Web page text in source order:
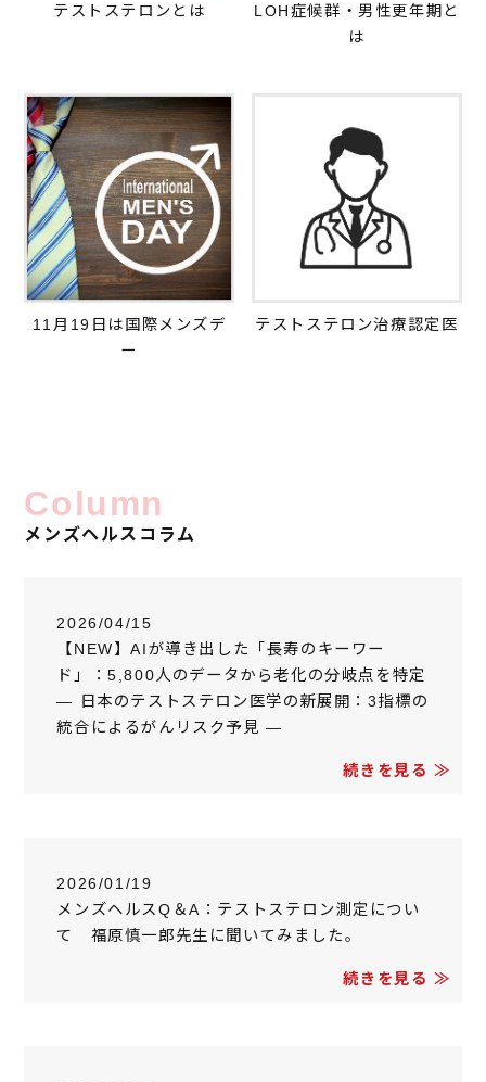
テストステロンとは
LOH症候群・男性更年期と
は
11月19日は国際メンズデ
ー
テストステロン治療認定医
Column
メンズヘルスコラム
2026/04/15
【NEW】AIが導き出した「長寿のキーワー
ド」：5,800人のデータから老化の分岐点を特定
― 日本のテストステロン医学の新展開：3指標の
統合によるがんリスク予見 ―
続きを見る ≫
2026/01/19
メンズヘルスQ＆A：テストステロン測定につい
て 福原慎一郎先生に聞いてみました。
続きを見る ≫